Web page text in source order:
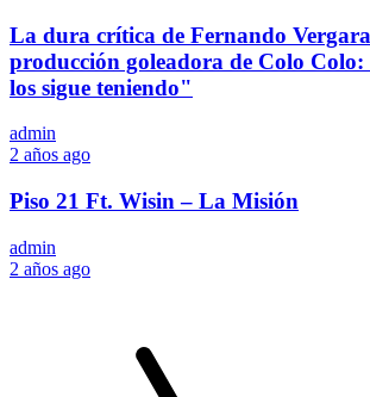
La dura crítica de Fernando
producción goleadora de Colo Colo:
los sigue teniendo"
admin
2 años ago
Piso 21 Ft. Wisin – La Misión
admin
2 años ago